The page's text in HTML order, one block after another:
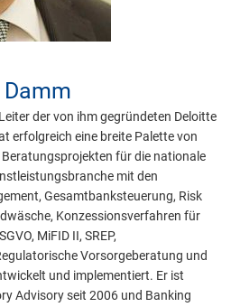
der von ihm gegründeten Deloitte
erfolgreich eine breite Palette von
für die nationale
mit den
Gesamtbanksteuerung, Risk
Konzessionsverfahren für
MiFID II, SREP,
Vorsorgeberatung und
und implementiert. Er ist
Advisory seit 2006 und Banking